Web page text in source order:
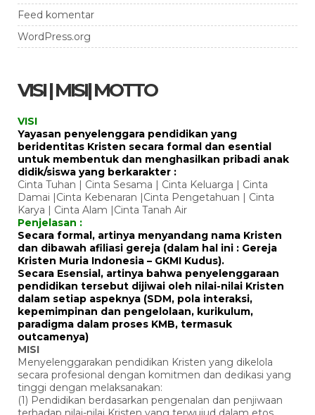
Feed komentar
WordPress.org
VISI | MISI| MOTTO
VISI
Yayasan penyelenggara pendidikan yang
beridentitas Kristen secara formal dan esential
untuk membentuk dan menghasilkan pribadi anak
didik/siswa yang berkarakter :
Cinta Tuhan | Cinta Sesama | Cinta Keluarga | Cinta
Damai |Cinta Kebenaran |Cinta Pengetahuan | Cinta
Karya | Cinta Alam |Cinta Tanah Air
Penjelasan :
Secara formal, artinya menyandang nama Kristen
dan dibawah afiliasi gereja (dalam hal ini : Gereja
Kristen Muria Indonesia – GKMI Kudus).
Secara Esensial, artinya bahwa penyelenggaraan
pendidikan tersebut dijiwai oleh nilai-nilai Kristen
dalam setiap aspeknya (SDM, pola interaksi,
kepemimpinan dan pengelolaan, kurikulum,
paradigma dalam proses KMB, termasuk
outcamenya)
MISI
Menyelenggarakan pendidikan Kristen yang dikelola
secara profesional dengan komitmen dan dedikasi yang
tinggi dengan melaksanakan:
(1) Pendidikan berdasarkan pengenalan dan penjiwaan